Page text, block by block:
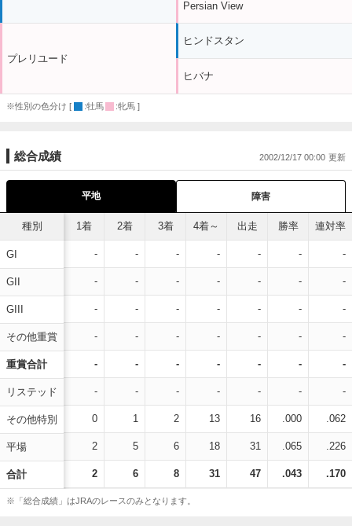
プレリユード
Persian View
ヒンドスタン
ヒバナ
※性別の色分け [ :牡馬 :牝馬 ]
総合成績 2002/12/17 00:00
平地 障害
種別
GI
GII
GIII
その他重賞
重賞合計
リステッド
その他特別
平場
合計
1着 2着 3着 4着～ 出走 勝率 連対率
- - - - - - -
- - - - - - -
- - - - - - -
- - - - - - -
- - - - - - -
- - - - - - -
0 1 2 13 16 .000 .062
2 5 6 18 31 .065 .226
2 6 8 31 47 .043 .170
※「総合成績」はJRAのレースのみとなります。